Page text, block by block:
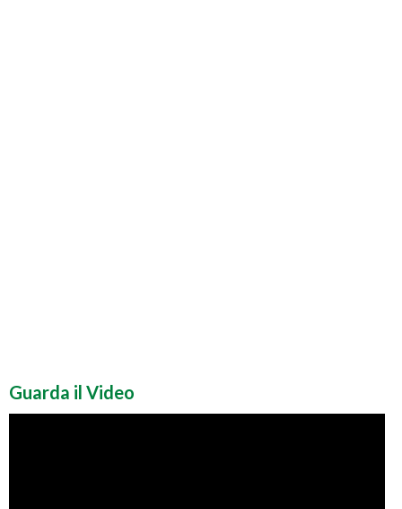
Guarda il Video